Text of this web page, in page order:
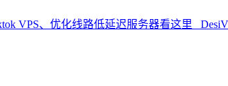
VPS、优化线路低延迟服务器看这里